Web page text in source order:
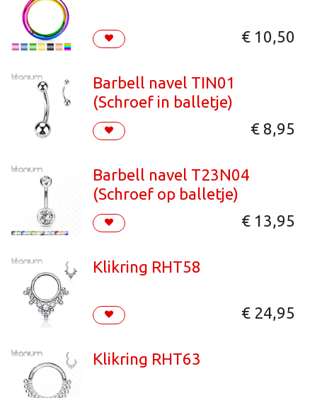
€ 10,50
Barbell navel TIN01
(Schroef in balletje)
€ 8,95
Barbell navel T23N04
(Schroef op balletje)
€ 13,95
Klikring RHT58
€ 24,95
Klikring RHT63